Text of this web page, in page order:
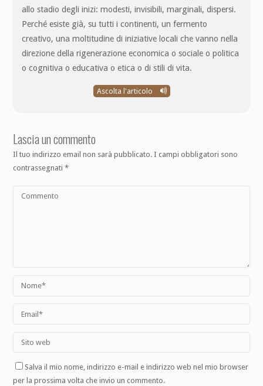
allo stadio degli inizi: modesti, invisibili, marginali, dispersi.
Perché esiste già, su tutti i continenti, un fermento
creativo, una moltitudine di iniziative locali che vanno nella
direzione della rigenerazione economica o sociale o politica
o cognitiva o educativa o etica o di stili di vita.
Ascolta l'articolo
Lascia un commento
Il tuo indirizzo email non sarà pubblicato. I campi obbligatori sono
contrassegnati*
Salva il mio nome, indirizzo e-mail e indirizzo web nel mio browser
per la prossima volta che invio un commento.